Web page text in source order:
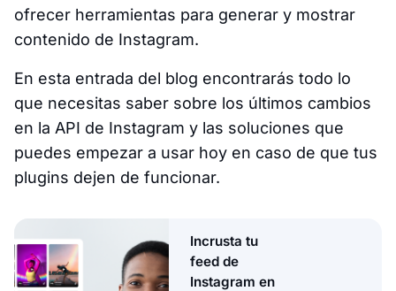
ofrecer herramientas para generar y mostrar
contenido de Instagram.
En esta entrada del blog encontrarás todo lo
que necesitas saber sobre los últimos cambios
en la API de Instagram y las soluciones que
puedes empezar a usar hoy en caso de que tus
plugins dejen de funcionar.
Incrusta tu
feed de
Instagram en